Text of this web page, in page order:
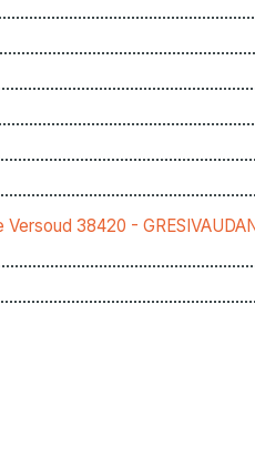
Versoud 38420 -